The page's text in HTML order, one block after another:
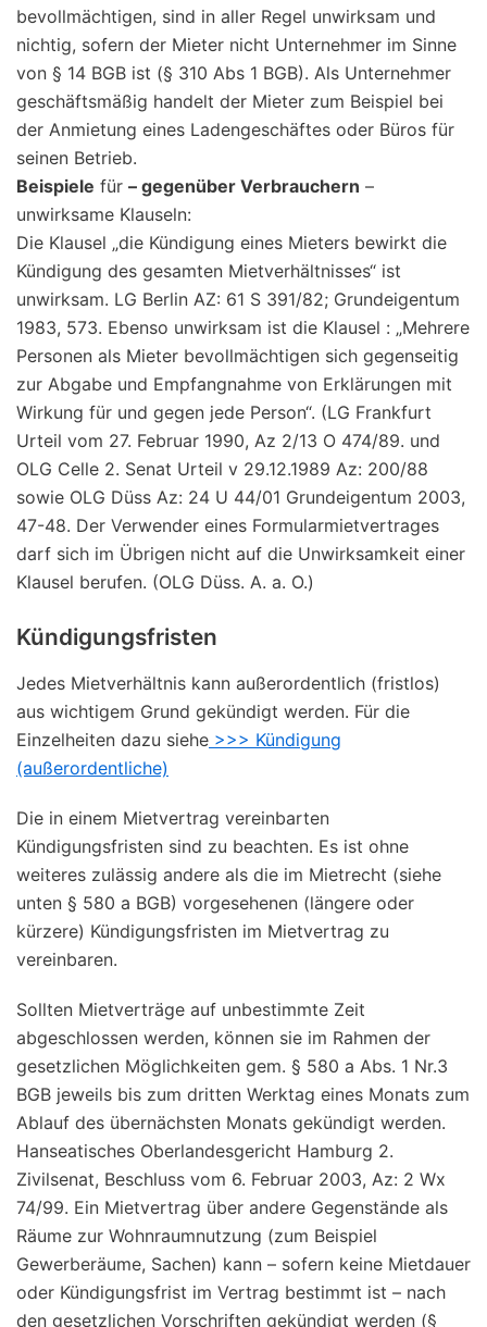
bevollmächtigen, sind in aller Regel unwirksam und
nichtig, sofern der Mieter nicht Unternehmer im Sinne
von § 14 BGB ist (§ 310 Abs 1 BGB). Als Unternehmer
geschäftsmäßig handelt der Mieter zum Beispiel bei
der Anmietung eines Ladengeschäftes oder Büros für
seinen Betrieb.
Beispiele für – gegenüber Verbrauchern –
unwirksame Klauseln:
Die Klausel „die Kündigung eines Mieters bewirkt die
Kündigung des gesamten Mietverhältnisses“ ist
unwirksam. LG Berlin AZ: 61 S 391/82; Grundeigentum
1983, 573. Ebenso unwirksam ist die Klausel : „Mehrere
Personen als Mieter bevollmächtigen sich gegenseitig
zur Abgabe und Empfangnahme von Erklärungen mit
Wirkung für und gegen jede Person“. (LG Frankfurt
Urteil vom 27. Februar 1990, Az 2/13 O 474/89. und
OLG Celle 2. Senat Urteil v 29.12.1989 Az: 200/88
sowie OLG Düss Az: 24 U 44/01 Grundeigentum 2003,
47-48. Der Verwender eines Formularmietvertrages
darf sich im Übrigen nicht auf die Unwirksamkeit einer
Klausel berufen. (OLG Düss. A. a. O.)
Kündigungsfristen
Jedes Mietverhältnis kann außerordentlich (fristlos)
aus wichtigem Grund gekündigt werden. Für die
Einzelheiten dazu siehe >>> Kündigung
(außerordentliche)
Die in einem Mietvertrag vereinbarten
Kündigungsfristen sind zu beachten. Es ist ohne
weiteres zulässig andere als die im Mietrecht (siehe
unten § 580 a BGB) vorgesehenen (längere oder
kürzere) Kündigungsfristen im Mietvertrag zu
vereinbaren.
Sollten Mietverträge auf unbestimmte Zeit
abgeschlossen werden, können sie im Rahmen der
gesetzlichen Möglichkeiten gem. § 580 a Abs. 1 Nr.3
BGB jeweils bis zum dritten Werktag eines Monats zum
Ablauf des übernächsten Monats gekündigt werden.
Hanseatisches Oberlandesgericht Hamburg 2.
Zivilsenat, Beschluss vom 6. Februar 2003, Az: 2 Wx
74/99. Ein Mietvertrag über andere Gegenstände als
Räume zur Wohnraumnutzung (zum Beispiel
Gewerberäume, Sachen) kann – sofern keine Mietdauer
oder Kündigungsfrist im Vertrag bestimmt ist – nach
den gesetzlichen Vorschriften gekündigt werden (§